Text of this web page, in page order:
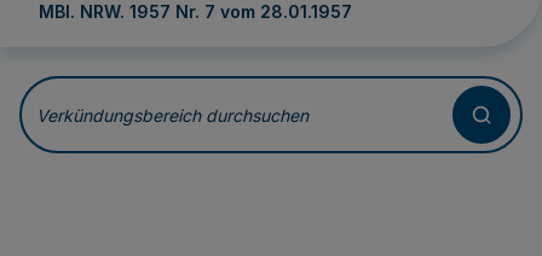
MBl. NRW. 1957 Nr. 7 vom 28.01.1957
Verkündungsbereich durchsuchen